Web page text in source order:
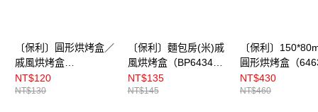
〔保利〕圓形烘烤盒／
戚風烘烤盒
（BP6485）10入
NT$120
NT$130
〔保利〕麵包房(米)戚
風烘烤盒（BP6434）
10入
NT$135
NT$145
〔保利〕
圓形烘烤盒（
50入
NT$430
NT$460